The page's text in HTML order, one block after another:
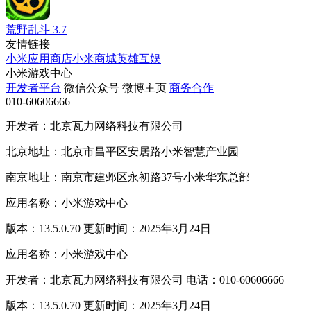
荒野乱斗 3.7
友情链接
小米应用商店小米商城英雄互娱
小米游戏中心
开发者平台 微信公众号 微博主页 商务合作
010-60606666
开发者：北京瓦力网络科技有限公司
北京地址：北京市昌平区安居路小米智慧产业园
南京地址：南京市建邺区永初路37号小米华东总部
应用名称：小米游戏中心
版本：13.5.0.70 更新时间：2025年3月24日
应用名称：小米游戏中心
开发者：北京瓦力网络科技有限公司 电话：010-60606666
版本：13.5.0.70 更新时间：2025年3月24日